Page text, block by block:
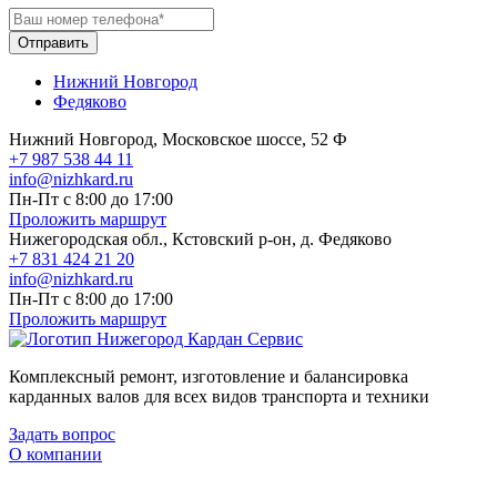
Отправить
Нижний Новгород
Федяково
Нижний Новгород, Московское шоссе, 52 Ф
+7 987 538 44 11
info@nizhkard.ru
Пн-Пт с 8:00 до 17:00
Проложить маршрут
Нижегородская обл., Кстовский р-он, д. Федяково
+7 831 424 21 20
info@nizhkard.ru
Пн-Пт с 8:00 до 17:00
Проложить маршрут
Комплексный ремонт, изготовление и балансировка
карданных валов для всех видов транспорта и техники
Задать вопрос
О компании